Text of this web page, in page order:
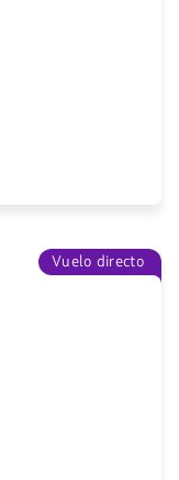
Vuelo directo